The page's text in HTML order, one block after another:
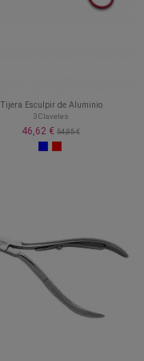
Tijera Esculpir de Aluminio
3 Claveles
46,62 € 54,85 €